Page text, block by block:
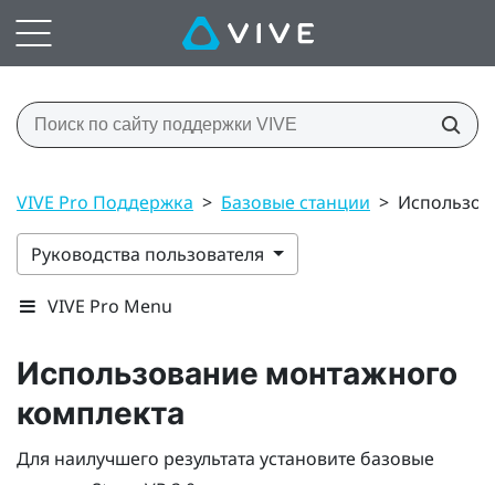
VIVE Pro Поддержка > Базовые станции >
Руководства пользователя
VIVE Pro Menu
Использование монтажного
комплекта
Для наилучшего результата установите базовые